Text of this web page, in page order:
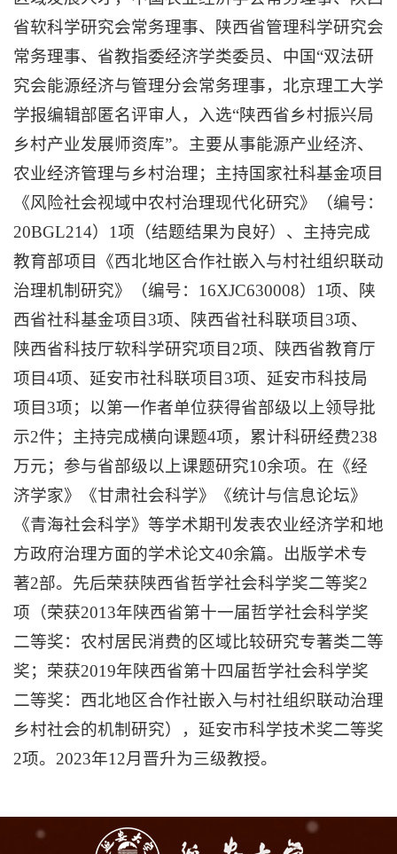
省软科学研究会常务理事、陕西省管理科学研究会
常务理事、省教指委经济学类委员、中国“双法研
究会能源经济与管理分会常务理事，北京理工大学
学报编辑部匿名评审人，入选“陕西省乡村振兴局
乡村产业发展师资库”。主要从事能源产业经济、
农业经济管理与乡村治理；主持国家社科基金项目
《风险社会视域中农村治理现代化研究》（编号：
20BGL214）1项（结题结果为良好）、主持完成
教育部项目《西北地区合作社嵌入与村社组织联动
治理机制研究》（编号：16XJC630008）1项、陕
西省社科基金项目3项、陕西省社科联项目3项、
陕西省科技厅软科学研究项目2项、陕西省教育厅
项目4项、延安市社科联项目3项、延安市科技局
项目3项；以第一作者单位获得省部级以上领导批
示2件；主持完成横向课题4项，累计科研经费238
万元；参与省部级以上课题研究10余项。在《经
济学家》《甘肃社会科学》《统计与信息论坛》
《青海社会科学》等学术期刊发表农业经济学和地
方政府治理方面的学术论文40余篇。出版学术专
著2部。先后荣获陕西省哲学社会科学奖二等奖2
项（荣获2013年陕西省第十一届哲学社会科学奖
二等奖：农村居民消费的区域比较研究专著类二等
奖；荣获2019年陕西省第十四届哲学社会科学奖
二等奖：西北地区合作社嵌入与村社组织联动治理
乡村社会的机制研究），延安市科学技术奖二等奖
2项。2023年12月晋升为三级教授。